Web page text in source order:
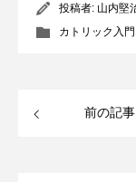
投稿者: 山内堅
カトリック入門
前の記事